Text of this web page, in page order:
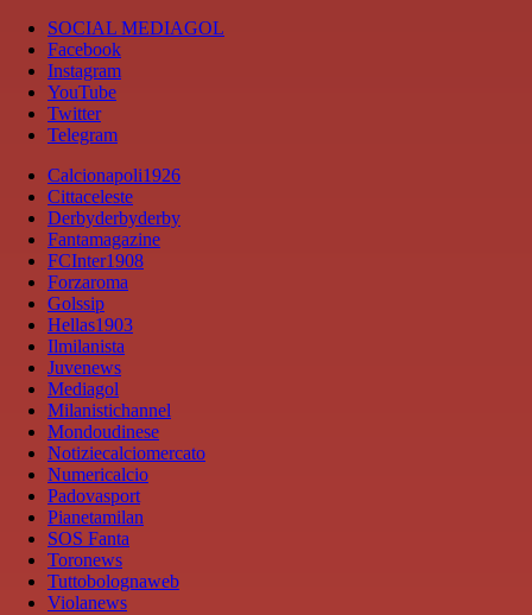
SOCIAL MEDIAGOL
Facebook
Instagram
YouTube
Twitter
Telegram
Calcionapoli1926
Cittaceleste
Derbyderbyderby
Fantamagazine
FCInter1908
Forzaroma
Golssip
Hellas1903
Ilmilanista
Juvenews
Mediagol
Milanistichannel
Mondoudinese
Notiziecalciomercato
Numericalcio
Padovasport
Pianetamilan
SOS Fanta
Toronews
Tuttobolognaweb
Violanews